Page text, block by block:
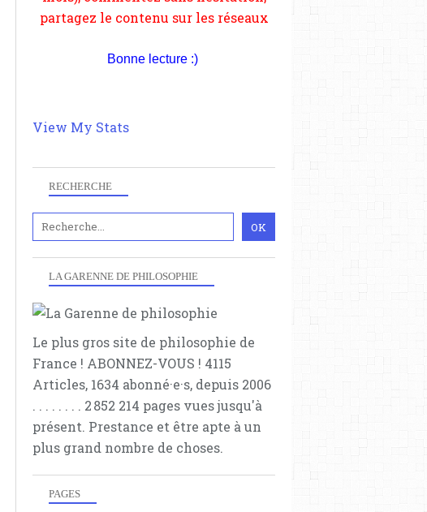
RECHERCHE
LA GARENNE DE PHILOSOPHIE
Le plus gros site de philosophie de
France ! ABONNEZ-VOUS ! 4115
Articles, 1634 abonné·e·s, depuis 2006
. . . . . . . . 2 852 214 pages vues jusqu'à
présent. Prestance et être apte à un
plus grand nombre de choses.
PAGES
Bonne lecture :)
View My Stats